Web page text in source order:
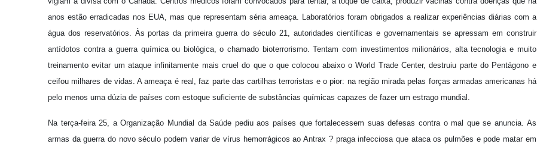
anos estão erradicadas nos EUA, mas que representam séria ameaça. Laboratórios foram obrigados a realizar experiências diárias com a
água dos reservatórios. Às portas da primeira guerra do século 21, autoridades científicas e governamentais se apressam em construir
antídotos contra a guerra química ou biológica, o chamado bioterrorismo. Tentam com investimentos milionários, alta tecnologia e muito
treinamento evitar um ataque infinitamente mais cruel do que o que colocou abaixo o World Trade Center, destruiu parte do Pentágono e
ceifou milhares de vidas. A ameaça é real, faz parte das cartilhas terroristas e o pior: na região mirada pelas forças armadas americanas há
pelo menos uma dúzia de países com estoque suficiente de substâncias químicas capazes de fazer um estrago mundial.
Na terça-feira 25, a Organização Mundial da Saúde pediu aos países que fortalecessem suas defesas contra o mal que se anuncia. As
armas da guerra do novo século podem variar de vírus hemorrágicos ao Antrax ? praga infecciosa que ataca os pulmões e pode matar em